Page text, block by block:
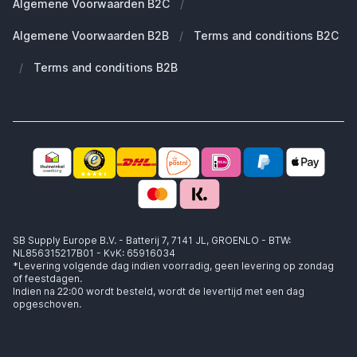
Groot en uniek assortiment
400.000+ klanten geleverd
Welke MagSafe heb ik nodig?
Werken bij SB Supply
Working at SB Supply
Algemene Voorwaarden B2C /
Algemene Voorwaarden B2B / Terms and conditions B2C
/ Terms and conditions B2B
SB Supply Europe B.V. - Batterij 7, 7141 JL, GROENLO - BTW:
NL856315217B01 - KvK: 65916034
*Levering volgende dag indien voorradig, geen levering op zondag
of feestdagen.
Indien na 22:00 wordt besteld, wordt de levertijd met een dag
opgeschoven.